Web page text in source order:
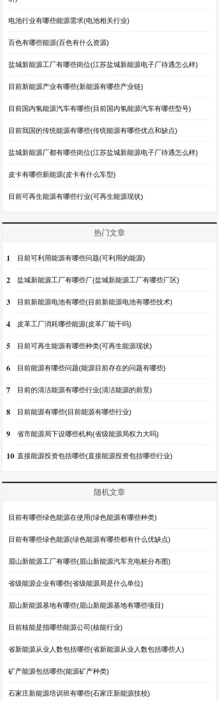
电池行业有哪些能源需求(电池相关行业)
百色有哪些能源(百色有什么资源)
盐城新能源工厂有哪些岗位(江苏盐城新能源电子厂待遇怎么样)
目前新能源产业有哪些(新能源有哪些产业链)
目前国内氢能源汽车有哪些(目前国内氢能源汽车有哪些型号)
目前我国的传统能源有哪些(传统能源有哪些优点和缺点)
盐城新能源厂都有哪些岗位(江苏盐城新能源电子厂待遇怎么样)
皮卡有哪些新能源(皮卡有什么车型)
目前可再生能源有哪些行业(可再生能源现状)
热门文章
1 目前可利用能源有哪些问题(可利用的能源)
2 盐城新能源工厂有哪些厂(盐城新能源工厂有哪些厂区)
3 目前新能源电池有哪些(目前新能源电池有哪些技术)
4 皮革工厂消耗哪些能源(皮革厂能干吗)
5 目前可再生能源有哪些种类(可再生能源现状)
6 目前能源有哪些问题(能源目前存在的问题有哪些)
7 目前的清洁能源有哪些行业(清洁能源的前景)
8 目前能源有哪些(目前能源有哪些行业)
9 省市能源局下设哪些机构(省级能源局权力大吗)
10 直接能源投资包括哪些(直接能源投资包括哪些行业)
随机文章
目前有哪些绿色能源在使用(绿色能源有哪些种类)
目前有哪些绿色能源(绿色能源有哪些都有什么优缺点)
眉山新能源工厂有哪些(眉山新能源汽车充电桩分布图)
省级能源企业有哪些(省级能源局是什么单位)
眉山新能源基地有哪些(眉山新能源基地有哪些项目)
目前核能是指哪些能源公司(核能行业)
省新能源从业人数包括哪些(省新能源从业人数包括哪些人)
矿产能源包括哪些(能源矿产种类)
石家庄新能源培训班有哪些(石家庄新能源技校)